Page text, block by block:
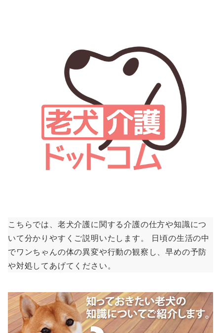
こちらでは、老犬介護に関する介護の仕方や知識につ
いて分かりやすくご説明いたします。 日頃の生活の中
でワンちゃんの体の異変や行動の観察し、早めの予防
や対処してあげてください。